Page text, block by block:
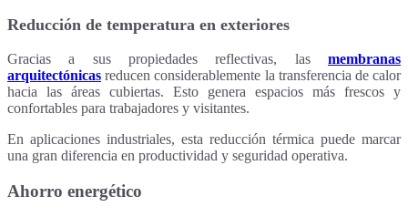
Reducción de temperatura en exteriores
Gracias a sus propiedades reflectivas, las membranas
arquitectónicas reducen considerablemente la transferencia de calor
hacia las áreas cubiertas. Esto genera espacios más frescos y
confortables para trabajadores y visitantes.
En aplicaciones industriales, esta reducción térmica puede marcar
una gran diferencia en productividad y seguridad operativa.
Ahorro energético